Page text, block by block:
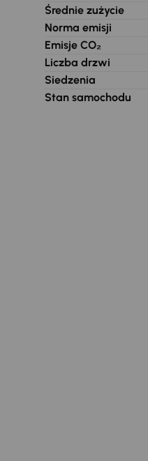
Średnie zużycie
Norma emisji
Emisje CO₂
Liczba drzwi
Siedzenia
Stan samochodu